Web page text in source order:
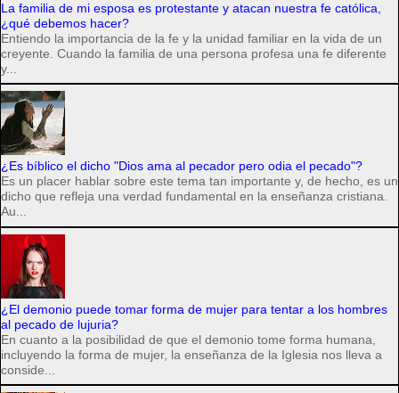
La familia de mi esposa es protestante y atacan nuestra fe católica,
¿qué debemos hacer?
Entiendo la importancia de la fe y la unidad familiar en la vida de un
creyente. Cuando la familia de una persona profesa una fe diferente
y...
¿Es bíblico el dicho "Dios ama al pecador pero odia el pecado"?
Es un placer hablar sobre este tema tan importante y, de hecho, es un
dicho que refleja una verdad fundamental en la enseñanza cristiana.
Au...
¿El demonio puede tomar forma de mujer para tentar a los hombres
al pecado de lujuria?
En cuanto a la posibilidad de que el demonio tome forma humana,
incluyendo la forma de mujer, la enseñanza de la Iglesia nos lleva a
conside...